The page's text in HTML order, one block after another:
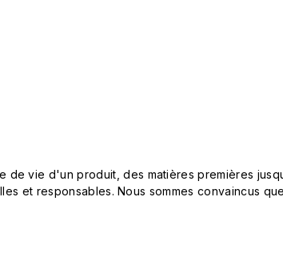
de vie d'un produit, des matières premières
et responsables. Nous sommes convaincus